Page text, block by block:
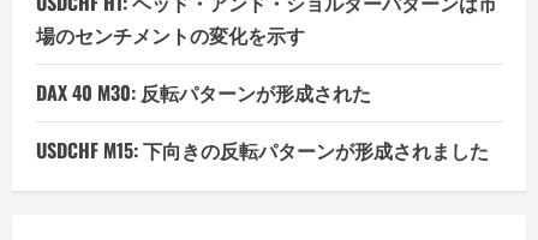
場のセンチメントの変化を示す
DAX 40 M30: 反転パターンが形成された
USDCHF M15: 下向きの反転パターンが形成されました